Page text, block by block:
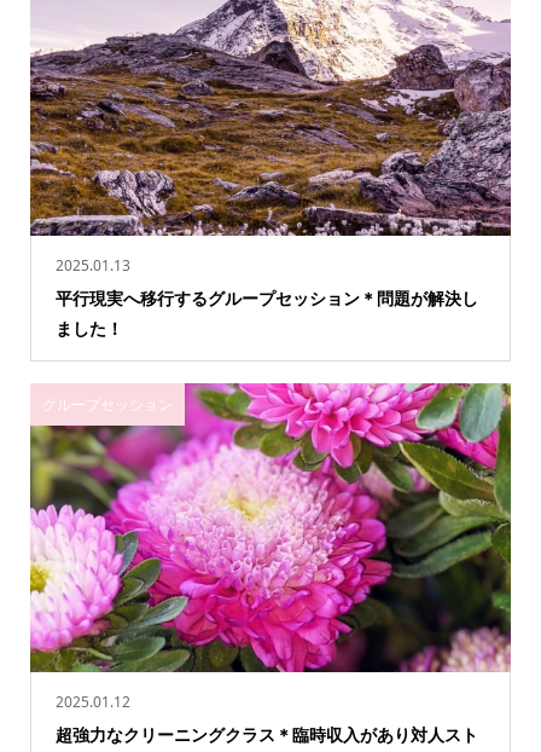
2025.01.13
平行現実へ移行するグループセッション＊問題が解決し
ました！
2025.01.12
超強力なクリーニングクラス＊臨時収入があり対人スト
グループセッション